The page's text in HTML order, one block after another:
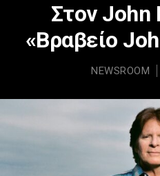
Στον John
«Βραβείο
NEWSROOM